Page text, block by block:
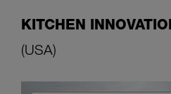
KITCHEN
(USA)